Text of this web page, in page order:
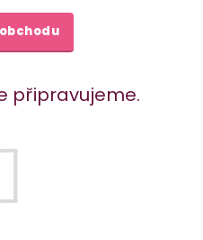
připravujeme.